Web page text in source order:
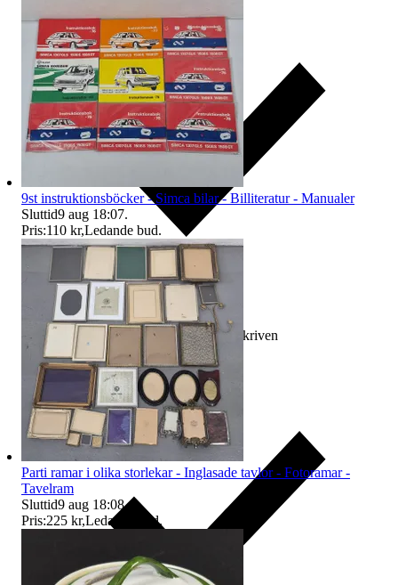
Ersättning om varan inte är som beskriven
9st instruktionsböcker - Simca bilar - Billiteratur - Manualer
Sluttid9 aug 18:07.
Pris:110 kr,Ledande bud.
Parti ramar i olika storlekar - Inglasade tavlor - Fotoramar -
Tavelram
Sluttid9 aug 18:08.
Pris:225 kr,Ledande bud.